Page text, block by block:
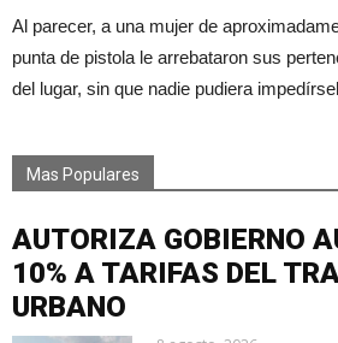
Al parecer, a una mujer de
punta de pistola le arrebataron sus
del lugar, sin que nadie pudiera
Mas Populares
AUTORIZA GOBIERNO
10% A TARIFAS DEL
URBANO